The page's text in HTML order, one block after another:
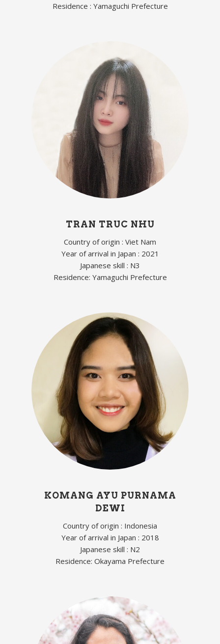
Residence : Yamaguchi Prefecture
TRAN TRUC NHU
Country of origin : Viet Nam
Year of arrival in Japan : 2021
Japanese skill : N3
Residence: Yamaguchi Prefecture
KOMANG AYU PURNAMA
DEWI
Country of origin : Indonesia
Year of arrival in Japan : 2018
Japanese skill : N2
Residence: Okayama Prefecture